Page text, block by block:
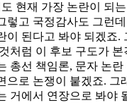
현재 가장 논란이 되
렇고 국정감사도 그런
이 된다고 봐야 되겠죠.
처럼 이 후보 구도가 본
총선 책임론, 문자 논
으로 논쟁이 붙겠죠. 그
거에서 연장으로 봐야